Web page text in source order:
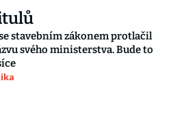
stavebním zákonem protlačil
svého ministerstva. Bude to